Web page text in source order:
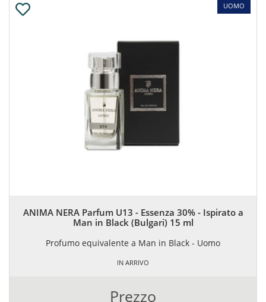
UOMO
ANIMA NERA Parfum U13 - Essenza 30% - Ispirato a
Man in Black (Bulgari) 15 ml
Profumo equivalente a Man in Black - Uomo
IN ARRIVO
Prezzo